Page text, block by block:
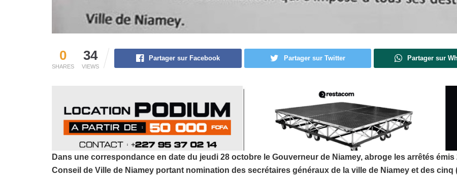
0
SHARES
34
VIEWS
Partager sur Facebook Partager sur Twitter Partager sur
Dans une correspondance en date du jeudi 28 octobre le Gouverneur de Niamey, abroge les arrêtés
Conseil de Ville de Niamey portant nomination des secrétaires généraux de la ville de Niamey et des